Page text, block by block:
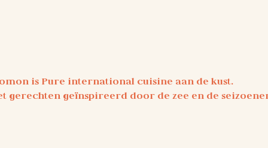
is Pure international cuisine aan de kust.
gerechten geïnspireerd door de zee en de